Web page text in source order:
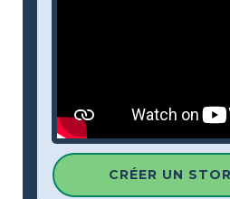
CRÉER UN